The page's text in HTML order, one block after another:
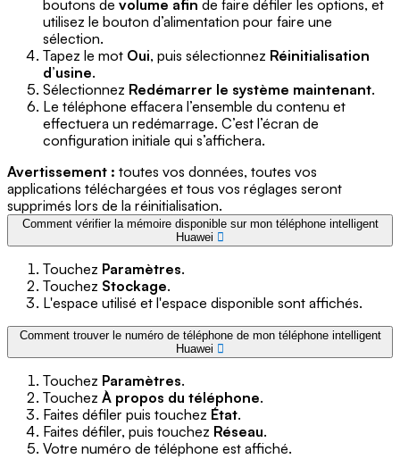
boutons de volume afin de faire défiler les options, et
utilisez le bouton d’alimentation pour faire une
sélection.
Tapez le mot Oui, puis sélectionnez Réinitialisation
d’usine.
Sélectionnez Redémarrer le système maintenant.
Le téléphone effacera l’ensemble du contenu et
effectuera un redémarrage. C’est l’écran de
configuration initiale qui s’affichera.
Avertissement : toutes vos données, toutes vos
applications téléchargées et tous vos réglages seront
supprimés lors de la réinitialisation.
Comment vérifier la mémoire disponible sur mon téléphone intelligent
Huawei
Touchez Paramètres.
Touchez Stockage.
L'espace utilisé et l'espace disponible sont affichés.
Comment trouver le numéro de téléphone de mon téléphone intelligent
Huawei
Touchez Paramètres.
Touchez À propos du téléphone.
Faites défiler puis touchez État.
Faites défiler, puis touchez Réseau.
Votre numéro de téléphone est affiché.